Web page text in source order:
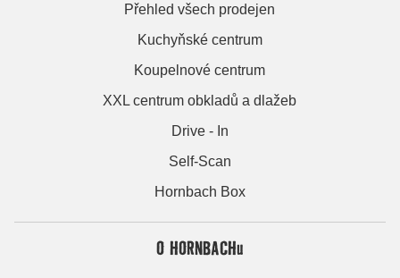
Přehled všech prodejen
Kuchyňské centrum
Koupelnové centrum
XXL centrum obkladů a dlažeb
Drive - In
Self-Scan
Hornbach Box
O HORNBACHu